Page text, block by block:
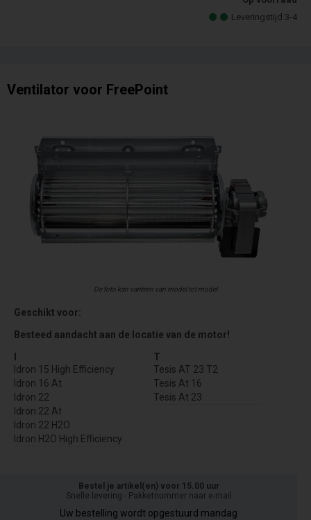
Leveringstijd 3-4
Ventilator voor FreePoint
De foto kan variëren van model tot model
Geschikt voor:
Besteed aandacht aan de locatie van de motor!
Idron 15 High Efficiency
Idron 16 At
Idron 22
Idron 22 At
Idron 22 H2O
Idron H2O High Efficiency
T
Tesis AT 23 T2
Tesis At 16
Tesis At 23
Bestel je artikel(en) voor 15.00 uur
Snelle levering - Pakketnummer naar e-mail
Uw bestelling wordt opgestuurd mandag